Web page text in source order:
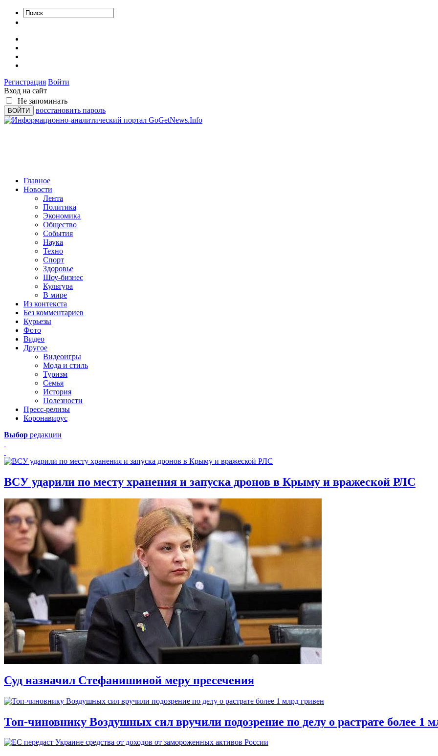
Регистрация Войти
Вход на сайт
Не запоминать
восстановить пароль
Главное
Новости
Лента
Политика
Экономика
Общество
События
Наука
Техно
Спорт
Здоровье
Шоу-бизнес
Культура
В мире
Из контекста
Без комментариев
Курьезы
Фото
Видео
Другое
Видеоигры
Мода и стиль
Туризм
Семья
История
Полезности
Пресс-релизы
Коронавирус
Выбор редакции
ВСУ ударили по месту хранения и запуска дронов в Крыму и вражеской РЛС
Суд назначил Стефанишиной меру пресечения
Топ-чиновнику Воздушных сил вручили подозрение по делу о растрате более 1